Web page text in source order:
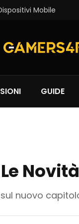
Mobile
GUIDE
nuovo